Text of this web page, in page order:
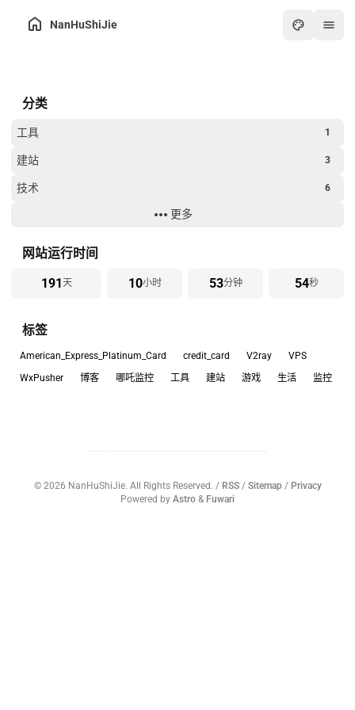
NanHuShiJie
分类
工具 1
建站 3
技术 6
过年
更多
网站运行时间
191天 10小时 53分钟 54秒
标签
American_Express_Platinum_Card credit_card V2ray
VPS
WxPusher
博客 哪吒监控 工具 建站 游戏 生活 监控
© 2026 NanHuShiJie. All Rights Reserved. / RSS/ Sitemap/ Privacy
Powered by Astro & Fuwari